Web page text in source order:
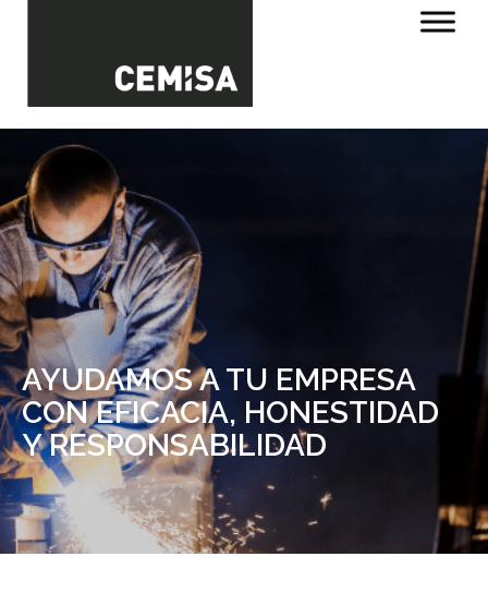
AYUDAMOS A TU EMPRESA
CON EFICACIA, HONESTIDAD
Y RESPONSABILIDAD